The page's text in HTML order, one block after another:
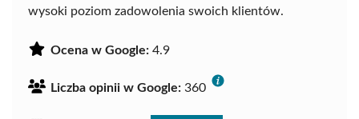
wysoki poziom zadowolenia swoich klientów.
Ocena w Google: 4.9
Liczba opinii w Google: 360